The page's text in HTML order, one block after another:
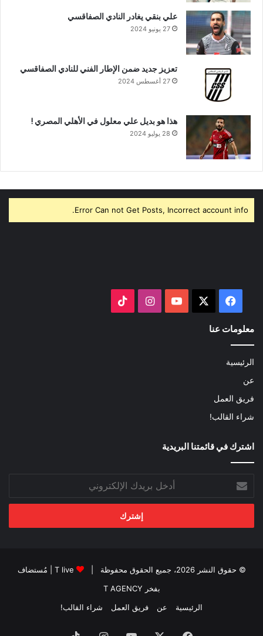
علي بنقي يغادر النادي الصفاقسي
27 يونيو 2024
تعزيز جديد ضمن الإطار الفني للنادي الصفاقسي
27 أغسطس 2024
هذا هو بديل علي معلول في الأهلي المصري !
28 يوليو 2024
Error Can not Get Posts, Incorrect account info.
فيسبوك ‫YouTubeانستقرام
معلومات عنا
الرئيسية
عن
فريق العمل
شراء القالب!
اشترك في قائمتنا البريدية
بريدك
الإلكتروني
© حقوق النشر 2026، جميع الحقوق محفوظة | T live | مُستضاف
بفخر T AGENCY
الرئيسية
عن فريق العمل شراء القالب!